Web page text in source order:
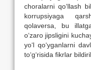
choralarni qo‘llash
korrupsiyaga
qolaversa, bu
o‘zaro jipsligini
yo‘l qo‘yganlarni
to‘g‘risida fikrlar